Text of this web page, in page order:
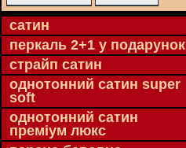
cатин
перкаль 2+1 у подарунок
страйп сатин
однотонний сатин super
soft
однотонний сатин
преміум люкс